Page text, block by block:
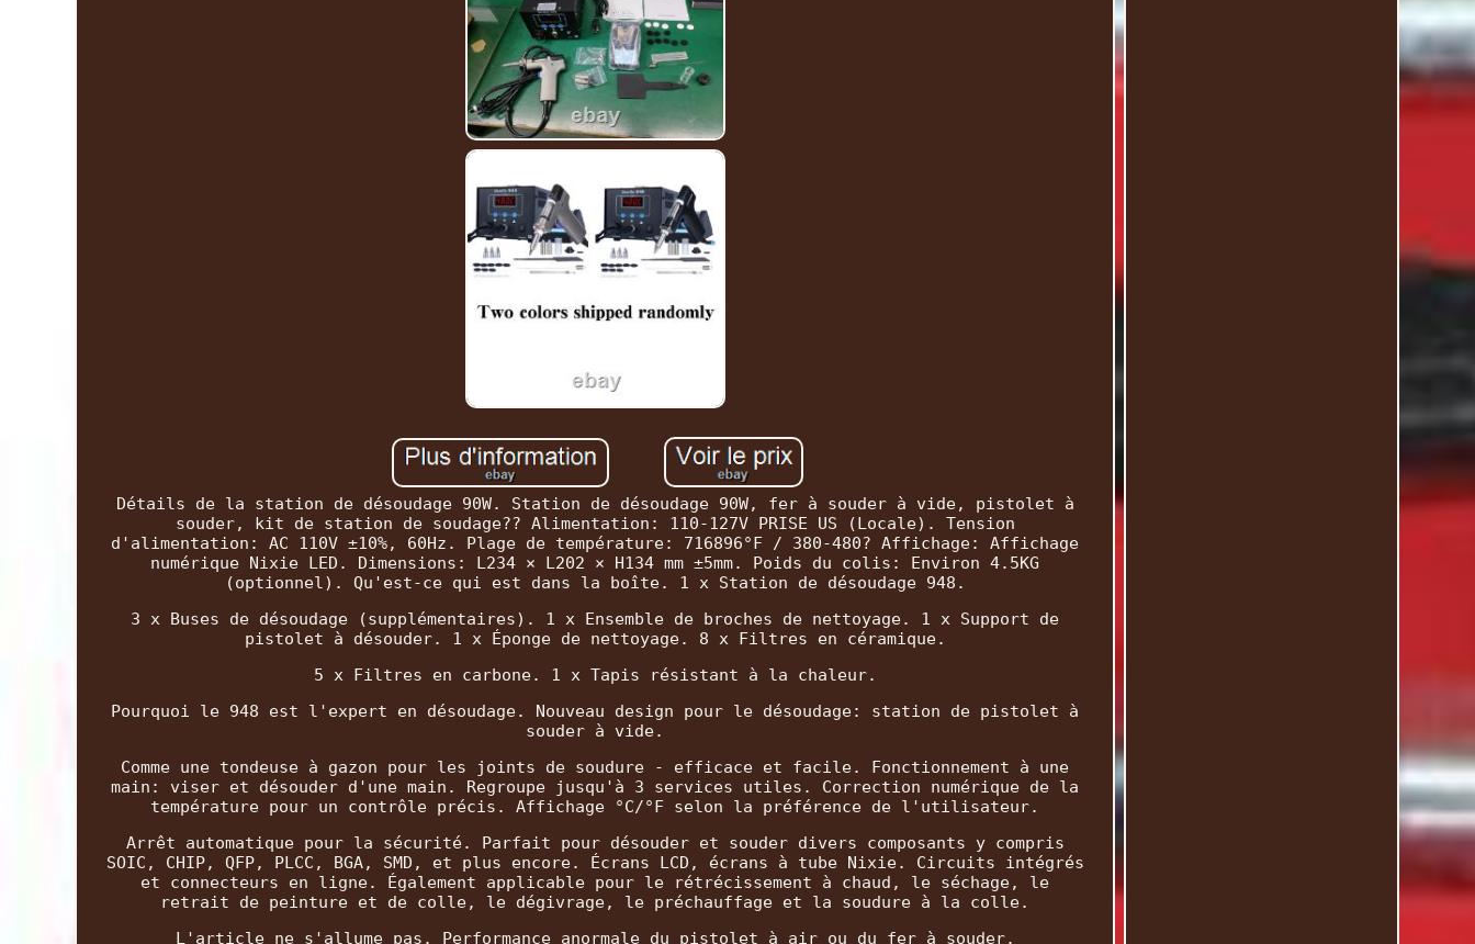
Détails de la station de désoudage 90W. Station de désoudage 90W, fer à souder à vide, pistolet à
souder, kit de station de soudage?? Alimentation: 110-127V PRISE US (Locale). Tension
d'alimentation: AC 110V ±10%, 60Hz. Plage de température: 716896°F / 380-480? Affichage: Affichage
numérique Nixie LED. Dimensions: L234 × L202 × H134 mm ±5mm. Poids du colis: Environ 4.5KG
(optionnel). Qu'est-ce qui est dans la boîte. 1 x Station de désoudage 948.
3 x Buses de désoudage (supplémentaires). 1 x Ensemble de broches de nettoyage. 1 x Support de
pistolet à désouder. 1 x Éponge de nettoyage. 8 x Filtres en céramique.
5 x Filtres en carbone. 1 x Tapis résistant à la chaleur.
Pourquoi le 948 est l'expert en désoudage. Nouveau design pour le désoudage: station de pistolet à
souder à vide.
Comme une tondeuse à gazon pour les joints de soudure - efficace et facile. Fonctionnement à une
main: viser et désouder d'une main. Regroupe jusqu'à 3 services utiles. Correction numérique de la
température pour un contrôle précis. Affichage °C/°F selon la préférence de l'utilisateur.
Arrêt automatique pour la sécurité. Parfait pour désouder et souder divers composants y compris
SOIC, CHIP, QFP, PLCC, BGA, SMD, et plus encore. Écrans LCD, écrans à tube Nixie. Circuits intégrés
et connecteurs en ligne. Également applicable pour le rétrécissement à chaud, le séchage, le
retrait de peinture et de colle, le dégivrage, le préchauffage et la soudure à la colle.
L'article ne s'allume pas. Performance anormale du pistolet à air ou du fer à souder.